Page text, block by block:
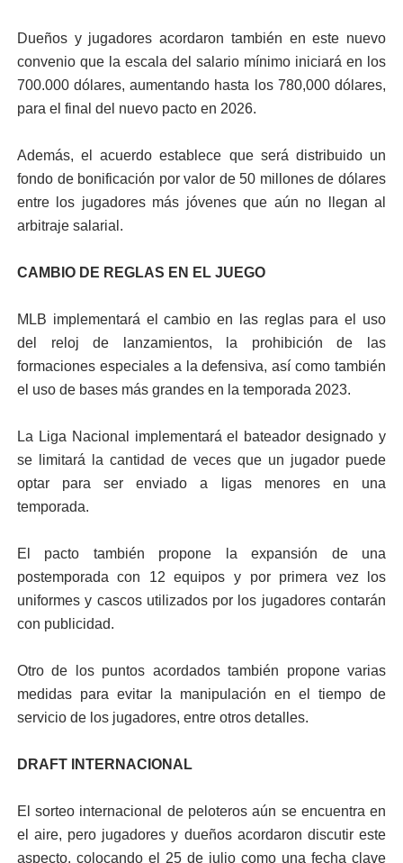
Dueños y jugadores acordaron también en este nuevo
convenio que la escala del salario mínimo iniciará en los
700.000 dólares, aumentando hasta los 780,000 dólares,
para el final del nuevo pacto en 2026.
Además, el acuerdo establece que será distribuido un
fondo de bonificación por valor de 50 millones de dólares
entre los jugadores más jóvenes que aún no llegan al
arbitraje salarial.
CAMBIO DE REGLAS EN EL JUEGO
MLB implementará el cambio en las reglas para el uso
del reloj de lanzamientos, la prohibición de las
formaciones especiales a la defensiva, así como también
el uso de bases más grandes en la temporada 2023.
La Liga Nacional implementará el bateador designado y
se limitará la cantidad de veces que un jugador puede
optar para ser enviado a ligas menores en una
temporada.
El pacto también propone la expansión de una
postemporada con 12 equipos y por primera vez los
uniformes y cascos utilizados por los jugadores contarán
con publicidad.
Otro de los puntos acordados también propone varias
medidas para evitar la manipulación en el tiempo de
servicio de los jugadores, entre otros detalles.
DRAFT INTERNACIONAL
El sorteo internacional de peloteros aún se encuentra en
el aire, pero jugadores y dueños acordaron discutir este
aspecto, colocando el 25 de julio como una fecha clave